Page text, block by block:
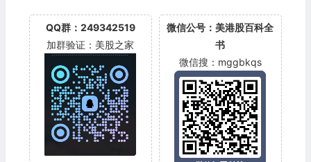
QQ群：249342519
加群验证：美股之家
微信公号：美港股百科全
书
微信搜：mggbkqs